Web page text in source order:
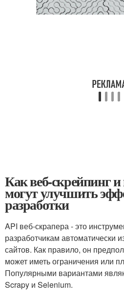
Как веб-скрейпинг
могут улучшить
разработки
API веб-скрапера - это
разработчикам автоматически
сайтов. Как правило, он
может иметь ограничения или
Популярными вариантами
Scrapy и Selenium.